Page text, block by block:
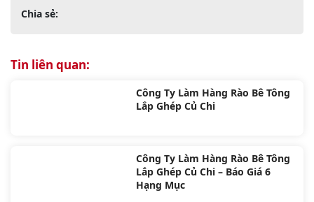
Chia sẻ:
Tin liên quan:
Công Ty Làm Hàng Rào Bê Tông
Lắp Ghép Củ Chi
Công Ty Làm Hàng Rào Bê Tông
Lắp Ghép Củ Chi – Báo Giá 6
Hạng Mục